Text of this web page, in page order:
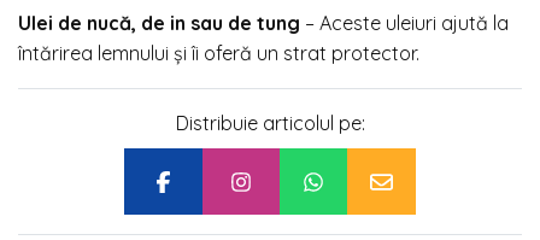
Ulei de nucă, de in sau de tung – Aceste uleiuri ajută la
întărirea lemnului și îi oferă un strat protector.
Distribuie articolul pe: